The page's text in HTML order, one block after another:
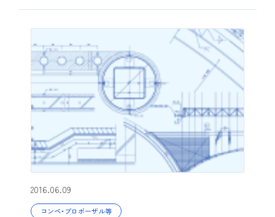
2016.06.09
コンペ・プロポーザル等